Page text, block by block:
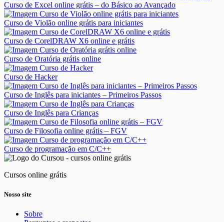
Curso de Excel online grátis – do Básico ao Avançado
Curso de Violão online grátis para iniciantes
Curso de CorelDRAW X6 online e grátis
Curso de Oratória grátis online
Curso de Hacker
Curso de Inglês para iniciantes – Primeiros Passos
Curso de Inglês para Crianças
Curso de Filosofia online grátis – FGV
Curso de programação em C/C++
Cursos online grátis
Nosso site
Sobre